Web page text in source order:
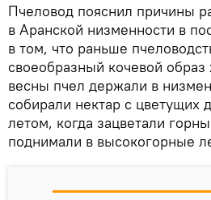
Пчеловод пояснил причины
в Аранской низменности в
в том, что раньше
своеобразный кочевой образ
весны пчел держали в
собирали нектар с цветущих
летом, когда зацветали
поднимали в высокогорные